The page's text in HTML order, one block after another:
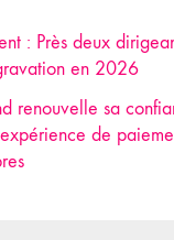
: Près deux
en 2026
renouvelle sa
de